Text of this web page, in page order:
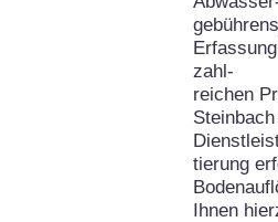
zahl-
reichen
tierung
Ihnen